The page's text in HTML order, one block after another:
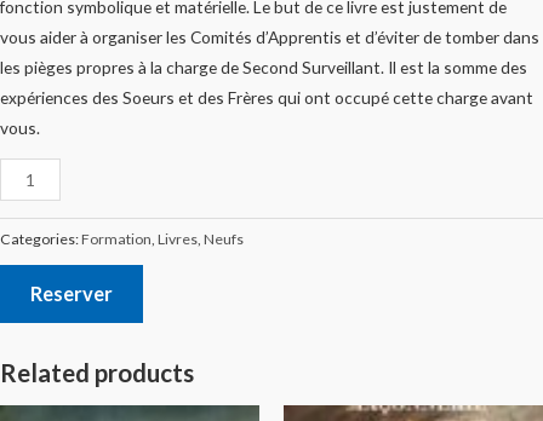
fonction symbolique et matérielle. Le but de ce livre est justement de
vous aider à organiser les Comités d’Apprentis et d’éviter de tomber dans
les pièges propres à la charge de Second Surveillant. Il est la somme des
expériences des Soeurs et des Frères qui ont occupé cette charge avant
vous.
Categories:Formation, Livres, Neufs
Reserver
Related products